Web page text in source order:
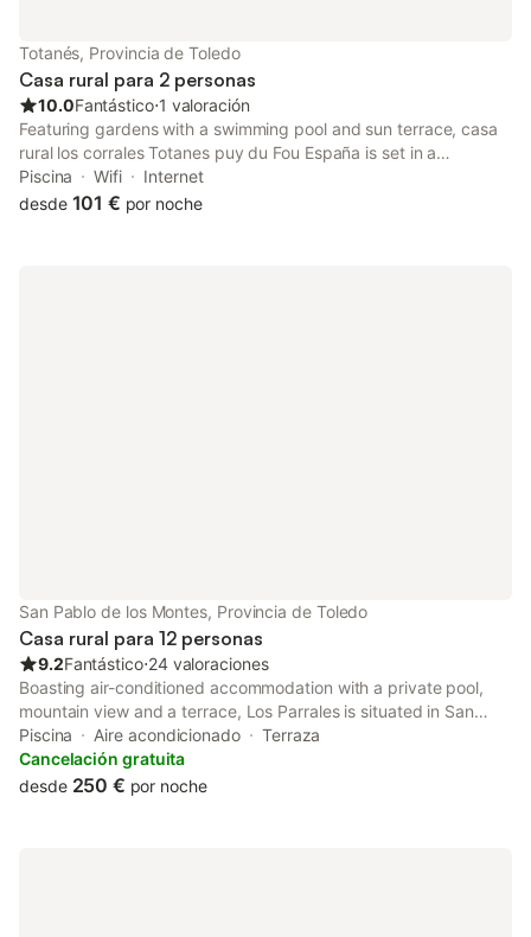
Totanés, Provincia de Toledo
Casa rural para 2 personas
10.0Fantástico⋅1 valoración
Featuring gardens with a swimming pool and sun terrace, casa
rural los corrales Totanes puy du Fou España is set in a
whitewash house in the centre of Totanés.
Piscina Wifi
Internet
desde 101 € por noche
San Pablo de los Montes, Provincia de Toledo
Casa rural para 12 personas
9.2Fantástico⋅24 valoraciones
Boasting air-conditioned accommodation with a private pool,
mountain view and a terrace, Los Parrales is situated in San
Pablo de los Montes. This property offers access to a balcony
and free private parking.
Piscina Aire acondicionado
Terraza
Cancelación gratuita
desde 250 € por noche